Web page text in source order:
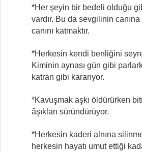
*Her şeyin bir bedeli olduğu
vardır. Bu da sevgilinin
canını katmaktır.
*Herkesin kendi benliğini
Kiminin aynası gün gibi
katran gibi kararıyor.
*Kavuşmak aşkı öldürürken
âşıkları süründürüyor.
*Herkesin kaderi alnına
herkesin hayatı umut ettiği